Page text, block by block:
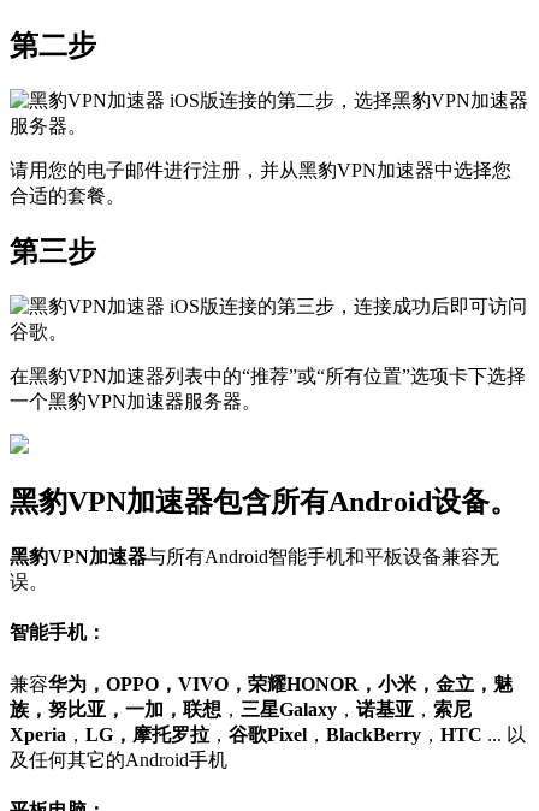
第二步
请用您的电子邮件进行注册，并从黑豹VPN加速器中选择您
合适的套餐。
第三步
在黑豹VPN加速器列表中的“推荐”或“所有位置”选项卡下选择
一个黑豹VPN加速器服务器。
黑豹VPN加速器包含所有Android设备。
黑豹VPN加速器与所有Android智能手机和平板设备兼容无
误。
智能手机：
兼容华为，OPPO，VIVO，荣耀HONOR，小米，金立，魅
族，努比亚，一加，联想 ， 三星Galaxy ， 诺基亚 ， 索尼
Xperia ， LG，摩托罗拉 ， 谷歌Pixel ， BlackBerry ， HTC ... 以
及任何其它的Android手机